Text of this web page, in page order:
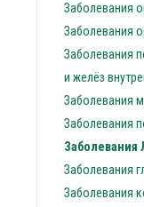
Заболевания
Заболевания
Заболевания
и желёз
Заболевания
Заболевания
Заболевания
Заболевания
Заболевания